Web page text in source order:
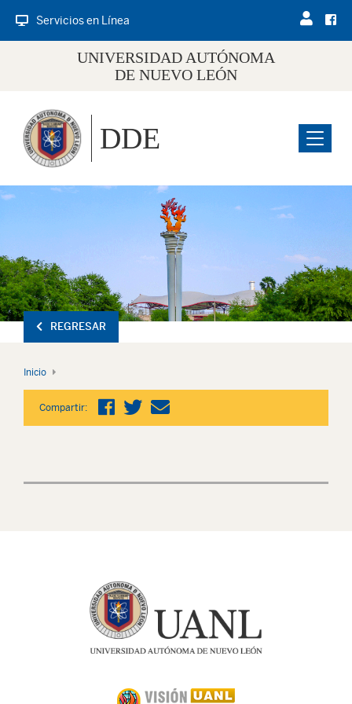
Servicios en Línea
UNIVERSIDAD AUTÓNOMA
DE NUEVO LEÓN
Menu
DDE
REGRESAR
Inicio
Compartir: